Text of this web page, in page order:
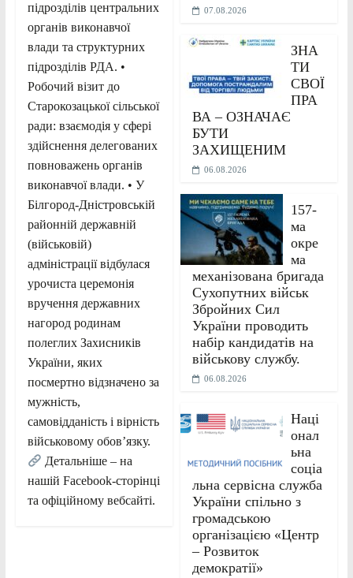
підрозділів центральних
органів виконавчої
влади та структурних
підрозділів РДА. •
Робочий візит до
Старокозацької сільської
ради: взаємодія у сфері
здійснення делегованих
повноважень органів
виконавчої влади. • У
Білгород-Дністровській
районній державній
(військовій)
адміністрації відбулася
урочиста церемонія
вручення державних
нагород родинам
полеглих Захисників
України, яких
посмертно відзначено за
мужність,
самовідданість і вірність
військовому обов’язку.
Детальніше – на
нашій Facebook-сторінці
та офіційному вебсайті.
07.08.2026
ЗНА
ТИ
СВОЇ
ПРА
ВА – ОЗНАЧАЄ
БУТИ
ЗАХИЩЕНИМ
06.08.2026
157-
ма
окре
ма
механізована бригада
Сухопутних військ
Збройних Сил
України проводить
набір кандидатів на
військову службу.
06.08.2026
Наці
онал
ьна
соціа
льна сервісна служба
України спільно з
громадською
організацією «Центр
– Розвиток
демократії»